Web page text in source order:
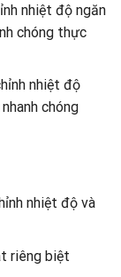
nhiệt độ ngăn
chóng thực
nhiệt độ
chóng
nhiệt độ và
riêng biệt